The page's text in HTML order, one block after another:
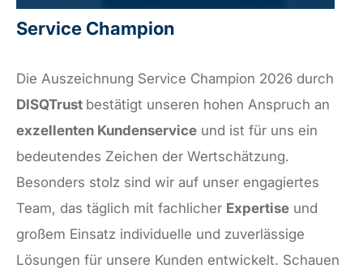
Service Champion
Die Auszeichnung Service Champion 2026 durch
DISQTrust bestätigt unseren hohen Anspruch an
exzellenten Kundenservice und ist für uns ein
bedeutendes Zeichen der Wertschätzung.
Besonders stolz sind wir auf unser engagiertes
Team, das täglich mit fachlicher Expertise und
großem Einsatz individuelle und zuverlässige
Lösungen für unsere Kunden entwickelt. Schauen